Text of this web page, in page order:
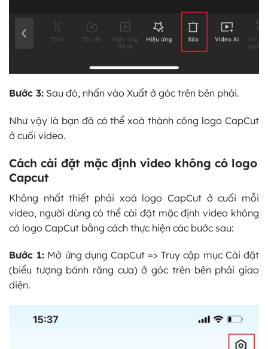
Bước 3: Sau đó, nhấn vào Xuất ở góc trên bên phải.
Như vậy là bạn đã có thể xoá thành công logo CapCut
ở cuối video.
Cách cài đặt mặc định video không có logo
Capcut
Không nhất thiết phải xoá logo CapCut ở cuối mỗi
video, người dùng có thể cài đặt mặc định video không
có logo CapCut bằng cách thực hiện các bước sau:
Bước 1: Mở ứng dụng CapCut => Truy cập mục Cài đặt
(biểu tượng bánh răng cưa) ở góc trên bên phải giao
diện.